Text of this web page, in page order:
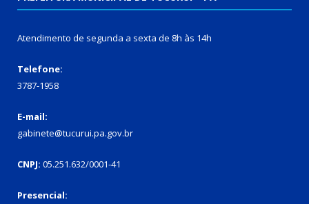
Atendimento de segunda a sexta de 8h às 14h
Telefone:
3787-1958
E-mail:
gabinete@tucurui.pa.gov.br
CNPJ: 05.251.632/0001-41
Presencial: